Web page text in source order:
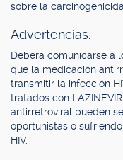
sobre la
Advertencias.
Deberá comunicarse a
que la medicación
transmitir la infección
tratados con
antirretroviral pueden
oportunistas o
HIV.